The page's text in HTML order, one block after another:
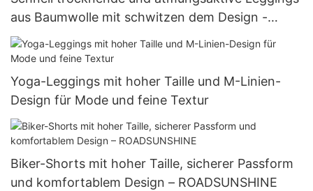
aus Baumwolle mit schwitzen dem Design -
ROADS UNSHINE
Yoga-Leggings mit hoher Taille und M-Linien-
Design für Mode und feine Textur
Biker-Shorts mit hoher Taille, sicherer Passform
und komfortablem Design – ROADSUNSHINE